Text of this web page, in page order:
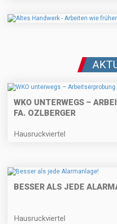
WKO UNTERWEGS –
FA. OZLBERGER
Hausruckviertel
BESSER ALS JEDE
Hausruckviertel